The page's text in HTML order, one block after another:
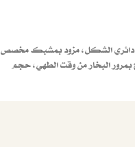
دائري الشكل، مزود بمشبك مخصص
البخار من وقت الطهي، حجم